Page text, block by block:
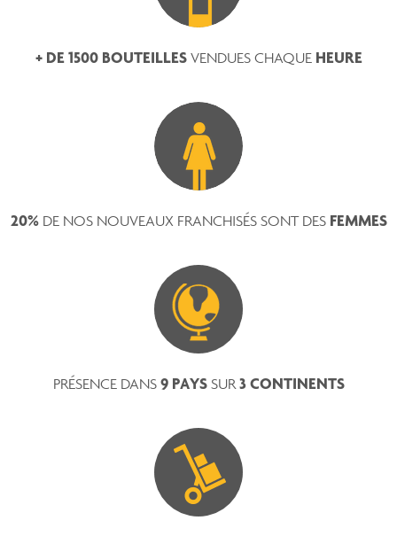
+ DE 1500 BOUTEILLESVENDUES CHAQUE HEURE
20%DE NOS NOUVEAUX FRANCHISÉS SONT DES FEMMES
PRÉSENCE DANS 9 PAYS SUR3 CONTINENTS